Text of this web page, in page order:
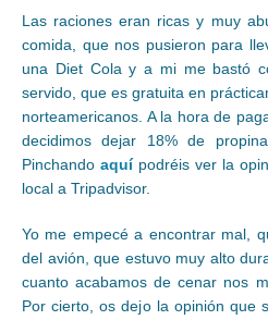
Las raciones eran ricas y muy
comida, que nos pusieron para
una Diet Cola y a mi me bastó
servido, que es gratuita en
norteamericanos. A la hora de
decidimos dejar 18% de
Pinchando aquípodréis ver la
local a Tripadvisor.
Yo me empecé a encontrar mal,
del avión, que estuvo muy alto
cuanto acabamos de cenar nos
Por cierto, os dejo la opinión que